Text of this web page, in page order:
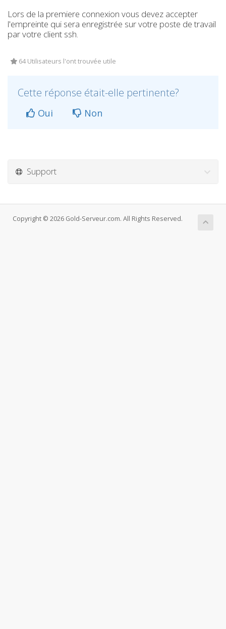
Lors de la premiere connexion vous devez accepter
l'empreinte qui sera enregistrée sur votre poste de travail
par votre client ssh.
64 Utilisateurs l'ont trouvée utile
Cette réponse était-elle pertinente?
Oui Non
Support
Copyright © 2026 Gold-Serveur.com. All Rights Reserved.